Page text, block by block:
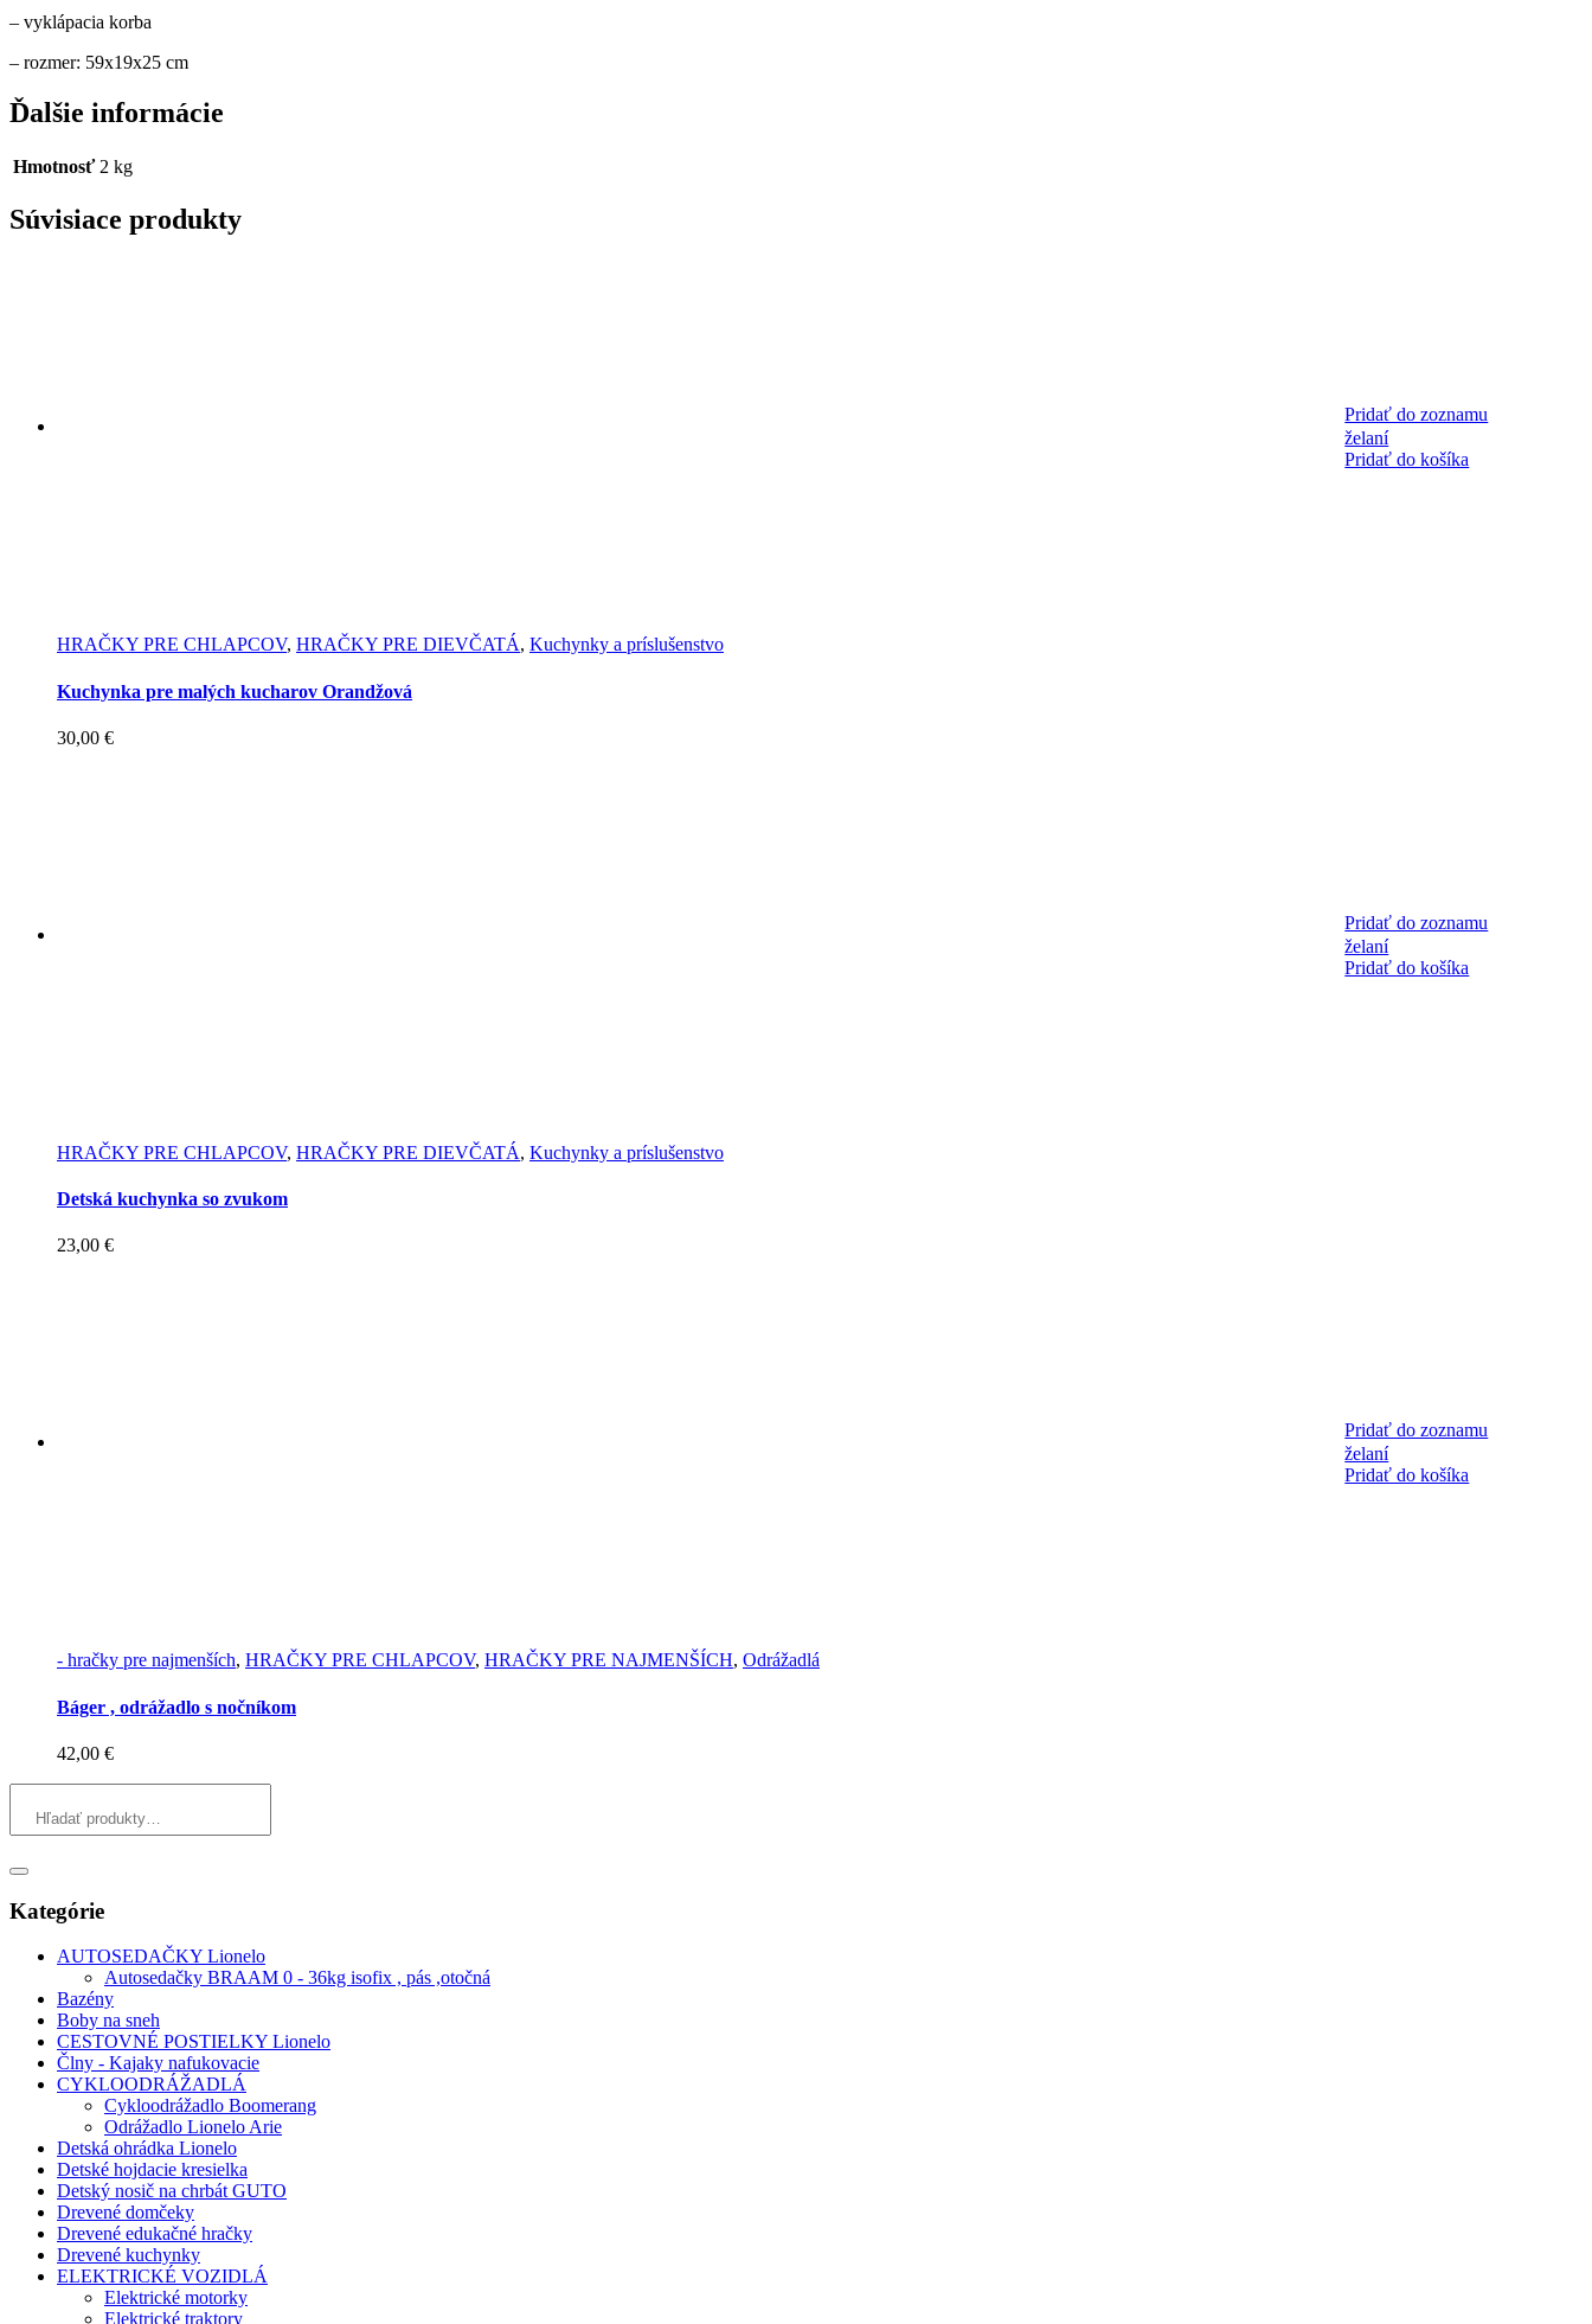
– vyklápacia korba
– rozmer: 59x19x25 cm
Ďalšie informácie
Hmotnosť 2 kg
Súvisiace produkty
Pridať do zoznamu
želaní
Pridať do košíka
HRAČKY PRE CHLAPCOV, HRAČKY PRE DIEVČATÁ, Kuchynky a príslušenstvo
Kuchynka pre malých kucharov Orandžová
30,00 €
Pridať do zoznamu
želaní
Pridať do košíka
HRAČKY PRE CHLAPCOV, HRAČKY PRE DIEVČATÁ, Kuchynky a príslušenstvo
Detská kuchynka so zvukom
23,00 €
Pridať do zoznamu
želaní
Pridať do košíka
- hračky pre najmenších, HRAČKY PRE CHLAPCOV, HRAČKY PRE NAJMENŠÍCH, Odrážadlá
Báger , odrážadlo s nočníkom
42,00 €
Kategórie
AUTOSEDAČKY Lionelo
Autosedačky BRAAM 0 - 36kg isofix , pás ,otočná
Bazény
Boby na sneh
CESTOVNÉ POSTIELKY Lionelo
Člny - Kajaky nafukovacie
CYKLOODRÁŽADLÁ
Cykloodrážadlo Boomerang
Odrážadlo Lionelo Arie
Detská ohrádka Lionelo
Detské hojdacie kresielka
Detský nosič na chrbát GUTO
Drevené domčeky
Drevené edukačné hračky
Drevené kuchynky
ELEKTRICKÉ VOZIDLÁ
Elektrické motorky
Elektrické traktory